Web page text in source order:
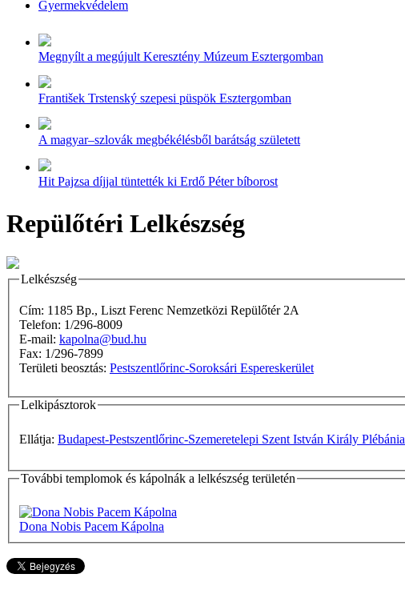
Gyermekvédelem
Megnyílt a megújult Keresztény Múzeum Esztergomban
František Trstenský szepesi püspök Esztergomban
A magyar–szlovák megbékélésből barátság született
Hit Pajzsa díjjal tüntették ki Erdő Péter bíborost
Repülőtéri Lelkészség
Lelkészség
Cím: 1185 Bp., Liszt Ferenc Nemzetközi Repülőtér 2A
Telefon: 1/296-8009
E-mail: kapolna@bud.hu
Fax: 1/296-7899
Területi beosztás: Pestszentlőrinc-Soroksári Espereskerület
Lelkipásztorok
Ellátja: Budapest-Pestszentlőrinc-Szemeretelepi Szent István Király Plébánia
További templomok és kápolnák a lelkészség területén
Dona Nobis Pacem Kápolna